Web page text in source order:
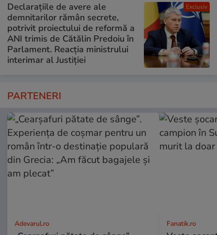
Exclusiv
Declarațiile de avere ale
demnitarilor rămân secrete,
potrivit proiectului de reformă a
ANI trimis de Cătălin Predoiu în
Parlament. Reacția ministrului
interimar al Justiției
PARTENERI
Adevarul.ro Fanatik.ro